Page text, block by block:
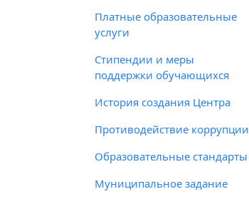
Платные образовательные
услуги
Стипендии и меры
поддержки обучающихся
История создания Центра
Противодействие коррупции
Образовательные стандарты
Муниципальное задание